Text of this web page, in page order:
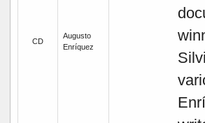
CD
Augusto
Enríquez